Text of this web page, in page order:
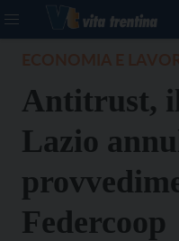
Antitrust,
Lazio
Federcoop